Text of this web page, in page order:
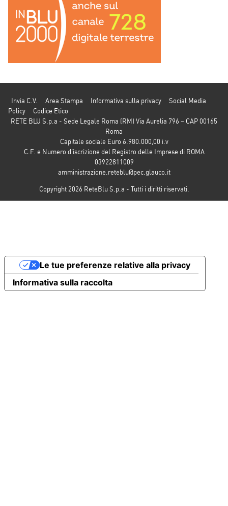
Invia C.V. Area Stampa Informativa sulla privacy
Social Media
Policy
Codice Etico
RETE BLU S.p.a - Sede Legale Roma (RM) Via Aurelia 796 – CAP 00165
Roma
Capitale sociale Euro 6.980.000,00 i.v
C.F. e Numero d’iscrizione del Registro delle Imprese di ROMA
03922811009
amministrazione.reteblu@pec.glauco.it
Copyright 2026 ReteBlu S.p.a - Tutti i diritti riservati.
Informativa sulla raccolta
Le tue preferenze relative alla privacy